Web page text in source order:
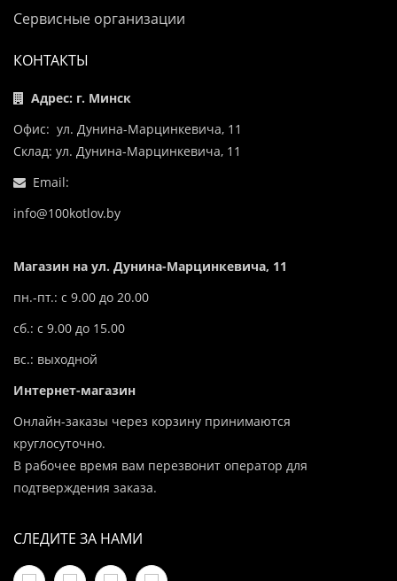
Сервисные организации
КОНТАКТЫ
Адрес: г. Минск
Офис: ул. Дунина-Марцинкевича, 11
Склад: ул. Дунина-Марцинкевича, 11
Email:
info@100kotlov.by
Магазин на ул. Дунина-Марцинкевича, 11
пн.-пт.: с 9.00 до 20.00
сб.: с 9.00 до 15.00
вс.: выходной
Интернет-магазин
Онлайн-заказы через корзину принимаются
круглосуточно.
В рабочее время вам перезвонит оператор для
подтверждения заказа.
СЛЕДИТЕ ЗА НАМИ